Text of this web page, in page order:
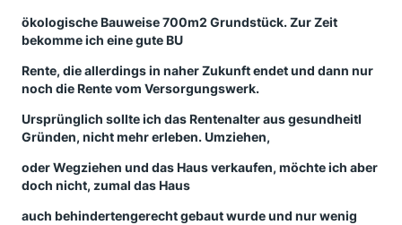
ökologische Bauweise 700m2 Grundstück. Zur Zeit
bekomme ich eine gute BU
Rente, die allerdings in naher Zukunft endet und dann nur
noch die Rente vom Versorgungswerk.
Ursprünglich sollte ich das Rentenalter aus gesundheitl
Gründen, nicht mehr erleben. Umziehen,
oder Wegziehen und das Haus verkaufen, möchte ich aber
doch nicht, zumal das Haus
auch behindertengerecht gebaut wurde und nur wenig